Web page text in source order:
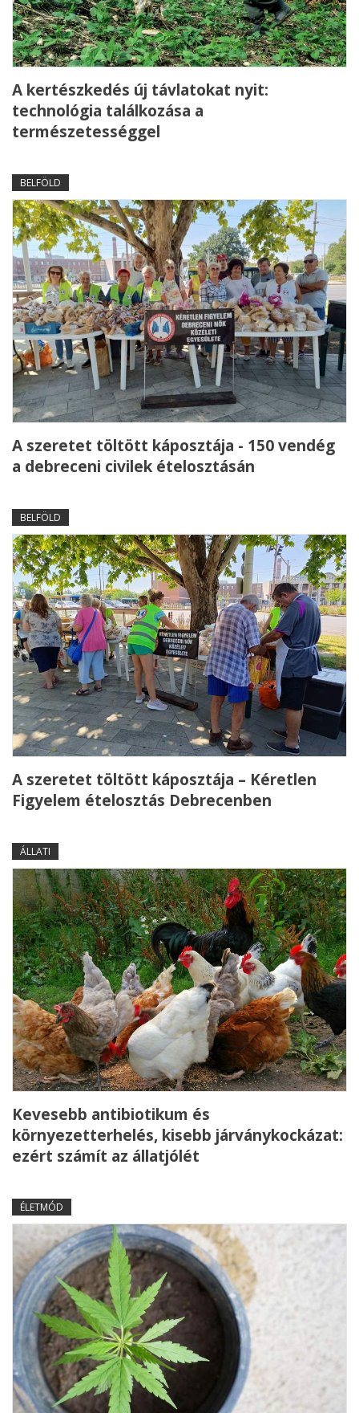
A kertészkedés új távlatokat nyit:
technológia találkozása a
természetességgel
BELFÖLD
A szeretet töltött káposztája - 150 vendég
a debreceni civilek ételosztásán
BELFÖLD
A szeretet töltött káposztája – Kéretlen
Figyelem ételosztás Debrecenben
ÁLLATI
Kevesebb antibiotikum és
környezetterhelés, kisebb járványkockázat:
ezért számít az állatjólét
ÉLETMÓD